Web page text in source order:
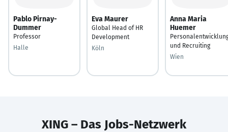
Pablo Pirnay-
Dummer
Professor
Halle
Eva Maurer
Global Head of HR
Development
Köln
Anna Maria
Huemer
und Recruiting
Wien
XING – Das Jobs-Netzwerk